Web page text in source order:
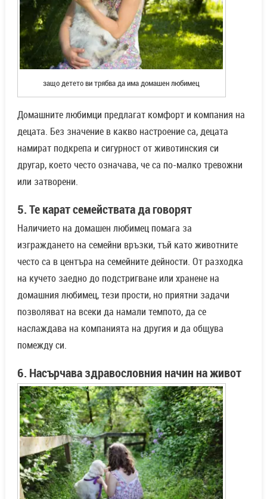
защо детето ви трябва да има домашен любимец
Домашните любимци предлагат комфорт и компания на
децата. Без значение в какво настроение са, децата
намират подкрепа и сигурност от животинския си
другар, което често означава, че са по-малко тревожни
или затворени.
5. Те карат семействата да говорят
Наличието на домашен любимец помага за
изграждането на семейни връзки, тъй като животните
често са в центъра на семейните дейности. От разходка
на кучето заедно до подстригване или хранене на
домашния любимец, тези прости, но приятни задачи
позволяват на всеки да намали темпото, да се
наслаждава на компанията на другия и да общува
помежду си.
6. Насърчава здравословния начин на живот